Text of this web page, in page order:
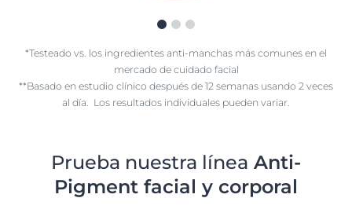
*Testeado vs. los ingredientes anti-manchas más comunes en el
mercado de cuidado facial
**Basado en estudio clínico después de 12 semanas usando 2 veces
al día. Los resultados individuales pueden variar.
Prueba nuestra línea Anti-
Pigment facial y corporal